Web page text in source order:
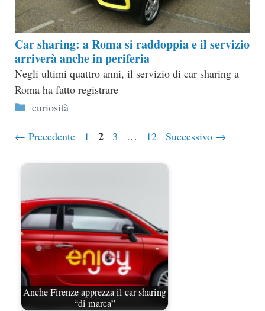
Car sharing: a Roma si raddoppia e il servizio
arriverà anche in periferia
Negli ultimi quattro anni, il servizio di car sharing a
Roma ha fatto registrare
Categorie
curiosità
← Precedente Pagina
1 Pagina
2 Pagina
3 … Pagina
12 Successivo →
Anche Firenze apprezza il car sharing
“di marca”